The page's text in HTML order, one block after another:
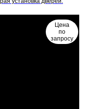
Цена
по
запросу